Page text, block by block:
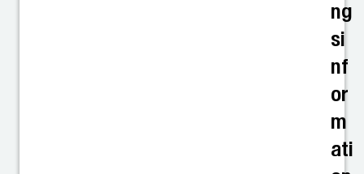
ng
si
nf
or
m
ati